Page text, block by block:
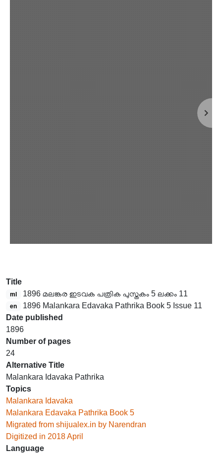
Title
ml 1896 മലങ്കര ഇടവക പത്രിക പുസ്തകം 5 ലക്കം 11
en
1896 Malankara Edavaka Pathrika Book 5 Issue 11
Date published
1896
Number of pages
24
Alternative Title
Malankara Idavaka Pathrika
Topics
Malankara Idavaka
Malankara Edavaka Pathrika Book 5
Migrated from shijualex.in by Narendran
Digitized in 2018 April
Language